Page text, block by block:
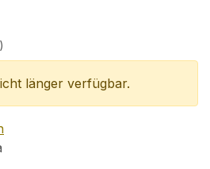
länger verfügbar.